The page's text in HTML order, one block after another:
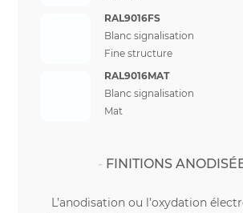
RAL9016FS
Blanc signalisation
Fine structure
RAL9016MAT
Blanc signalisation
Mat
FINITIONS
L’anodisation ou l’oxydation